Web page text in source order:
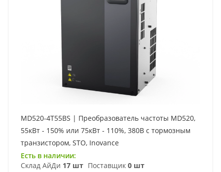
MD520-4T55BS | Преобразователь частоты MD520,
55кВт - 150% или 75кВт - 110%, 380В с тормозным
транзистором, STO, Inovance
Есть в наличии:
Склад АйДи 17 шт Поставщик 0 шт